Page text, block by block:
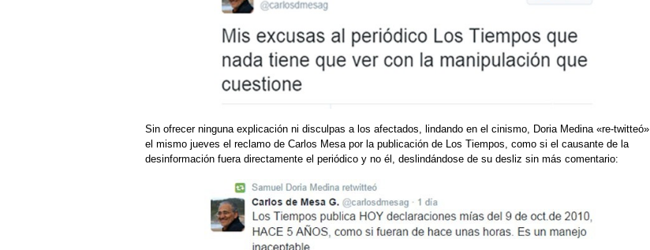
Sin ofrecer ninguna explicación ni disculpas a los afectados, lindando en el cinismo, Doria Medina «re-twitteó»
el mismo jueves el reclamo de Carlos Mesa por la publicación de Los Tiempos, como si el causante de la
desinformación fuera directamente el periódico y no él, deslindándose de su desliz sin más comentario: